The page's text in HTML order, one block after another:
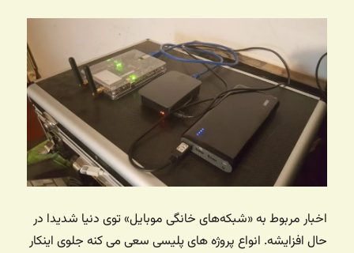
اخبار مربوط به «شبکه‌های خانگی موبایل» توی دنیا شدیدا در
حال افزایشه. انواع پروژه های پلیسی سعی می کنه جلوی اینکار